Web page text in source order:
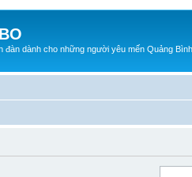
đàn dành cho những người yêu mến Quảng Bình